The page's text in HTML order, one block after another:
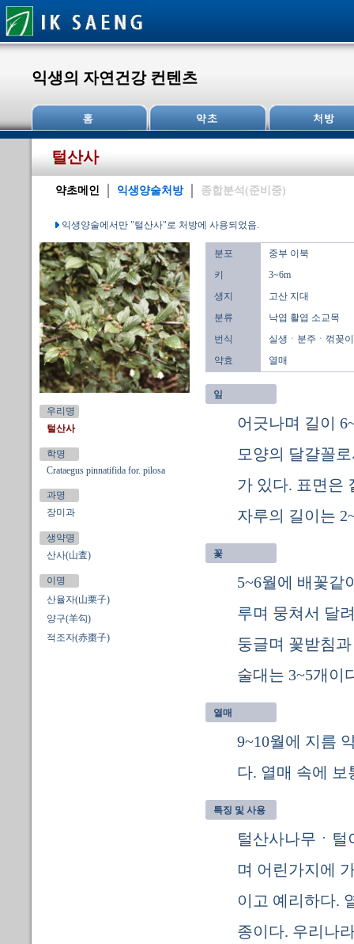
익생의 자연건강 컨텐츠
털산사
약초메인 익생양술처방 종합분석(준비중)
익생양술에서만 "털산사"로 처방에 사용되었음.
우리명
털산사
학명
Crataegus pinnatifida for. pilosa
과명
장미과
생약명
산사(山査)
이명
산율자(山栗子)
양구(羊勾)
적조자(赤棗子)
분포
중부 이북
키
3~6m
생지
고산 지대
분류
낙엽 활엽 소교목
번식
실생ㆍ분주ㆍ꺾꽂이
약효
열매
잎
어긋나며 길이
모양의 달걀꼴
가 있다. 표면은
자루의 길이는
꽃
5~6월에 배꽃같
루며 뭉쳐서 달
둥글며 꽃받침
술대는 3~5개이
열매
9~10월에 지름
다. 열매 속에 보
특징 및 사용
털산사나무ㆍ털
며 어린가지에
이고 예리하다.
종이다. 우리나